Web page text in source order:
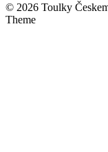
© 2026 Toulky
Theme